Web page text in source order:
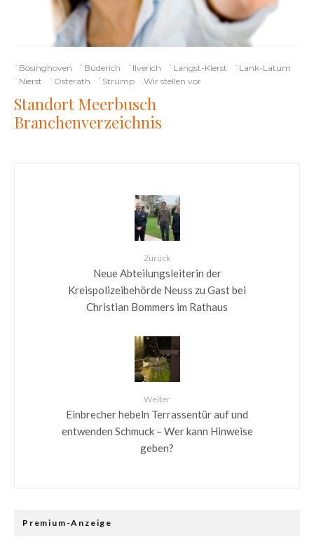
`Bösinghoven `Büderich `Ilverich `Langst-Kierst
`Lank-Latum
`Nierst
`Osterath `Strümp .Wir stellen vor
Standort Meerbusch
Branchenverzeichnis
Zurück
Neue Abteilungsleiterin der
Kreispolizeibehörde Neuss zu Gast bei
Christian Bommers im Rathaus
Weiter
Einbrecher hebeln Terrassentür auf und
entwenden Schmuck – Wer kann Hinweise
geben?
Premium-Anzeige